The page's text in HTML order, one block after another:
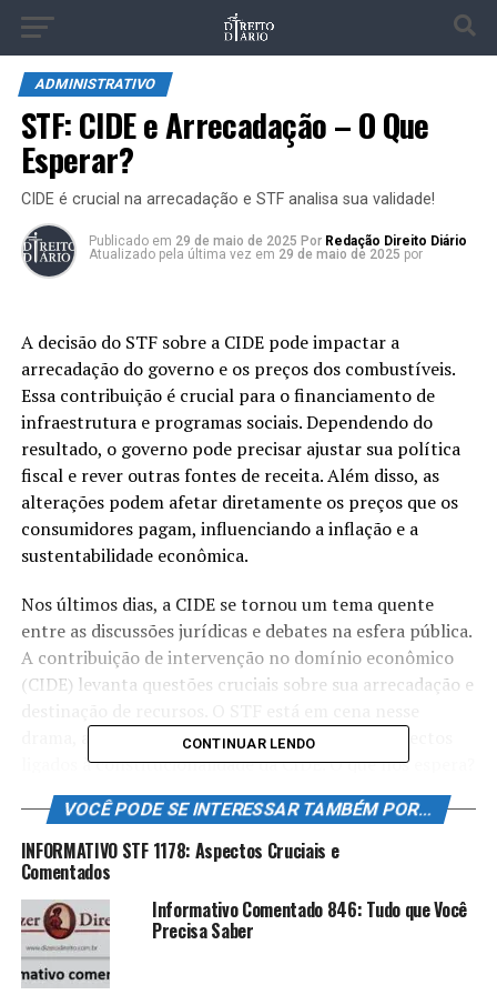
ADMINISTRATIVO
STF: CIDE e Arrecadação – O Que
Esperar?
CIDE é crucial na arrecadação e STF analisa sua validade!
Publicado em 29 de maio de 2025 Por Redação Direito Diário
Atualizado pela última vez em 29 de maio de 2025 por
A decisão do STF sobre a CIDE pode impactar a
arrecadação do governo e os preços dos combustíveis.
Essa contribuição é crucial para o financiamento de
infraestrutura e programas sociais. Dependendo do
resultado, o governo pode precisar ajustar sua política
fiscal e rever outras fontes de receita. Além disso, as
alterações podem afetar diretamente os preços que os
consumidores pagam, influenciando a inflação e a
sustentabilidade econômica.
Nos últimos dias, a CIDE se tornou um tema quente
entre as discussões jurídicas e debates na esfera pública.
A contribuição de intervenção no domínio econômico
(CIDE) levanta questões cruciais sobre sua arrecadação e
drama, analisando minuciosamente todos os aspectos
ligados à constitucionalidade da CIDE. O que nos espera?
O que é a CIDE?
A Contribuição de Intervenção no Domínio Econômico,
mais conhecida como
governo federal brasileiro. Ela foi criada com o objetivo
de promover a intervenção na economia, tendo impacto
direto sobre setores como combustíveis e
CONTINUAR LENDO
VOCÊ PODE SE INTERESSAR TAMBÉM POR...
INFORMATIVO STF 1178: Aspectos Cruciais e
Comentados
Informativo Comentado 846: Tudo que Você
Precisa Saber